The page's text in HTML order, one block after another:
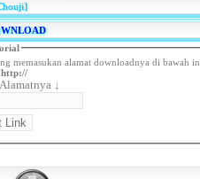
memasukan alamat downloadnya di bawah
http://
↓